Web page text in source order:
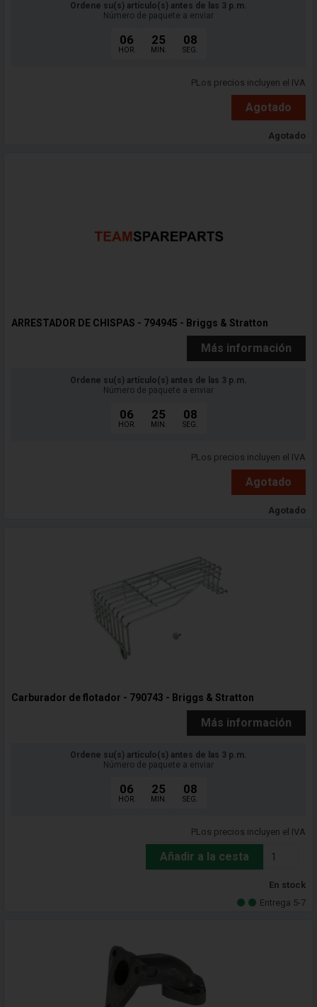
Ordene su(s) artículo(s) antes de las 3 p.m.
Número de paquete a enviar
06
HOR.
25
MIN.
06
SEG.
PLos precios incluyen el IVA
Agotado
Agotado
ARRESTADOR DE CHISPAS - 794945 - Briggs & Stratton
Más información
Ordene su(s) artículo(s) antes de las 3 p.m.
Número de paquete a enviar
06
HOR.
25
MIN.
06
SEG.
PLos precios incluyen el IVA
Agotado
Agotado
Carburador de flotador - 790743 - Briggs & Stratton
Más información
Ordene su(s) artículo(s) antes de las 3 p.m.
Número de paquete a enviar
06
HOR.
25
MIN.
06
SEG.
PLos precios incluyen el IVA
Añadir a la cesta
En stock
Entrega 5-7